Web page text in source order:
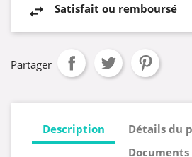
Satisfait ou remboursé
Partager
Description
Détails du